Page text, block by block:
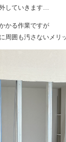
していきます…
かる作業ですが
周囲も汚さないメリ